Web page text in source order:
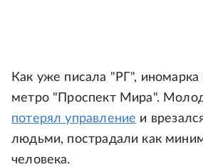
Как уже писала "РГ",
метро "Проспект Мира".
потерял управление и
людьми, пострадали как
человека.